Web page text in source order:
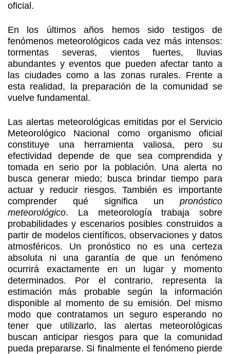
oficial.
En los últimos años hemos sido testigos de
fenómenos meteorológicos cada vez más intensos:
tormentas severas, vientos fuertes, lluvias
abundantes y eventos que pueden afectar tanto a
las ciudades como a las zonas rurales. Frente a
esta realidad, la preparación de la comunidad se
vuelve fundamental.
Las alertas meteorológicas emitidas por el Servicio
Meteorológico Nacional como organismo oficial
constituye una herramienta valiosa, pero su
efectividad depende de que sea comprendida y
tomada en serio por la población. Una alerta no
busca generar miedo; busca brindar tiempo para
actuar y reducir riesgos. También es importante
comprender qué significa un pronóstico
meteorológico. La meteorología trabaja sobre
probabilidades y escenarios posibles construidos a
partir de modelos científicos, observaciones y datos
atmosféricos. Un pronóstico no es una certeza
absoluta ni una garantía de que un fenómeno
ocurrirá exactamente en un lugar y momento
determinados. Por el contrario, representa la
estimación más probable según la información
disponible al momento de su emisión. Del mismo
modo que contratamos un seguro esperando no
tener que utilizarlo, las alertas meteorológicas
buscan anticipar riesgos para que la comunidad
pueda prepararse. Si finalmente el fenómeno pierde